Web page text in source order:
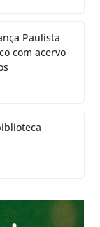
Paulista
com acervo